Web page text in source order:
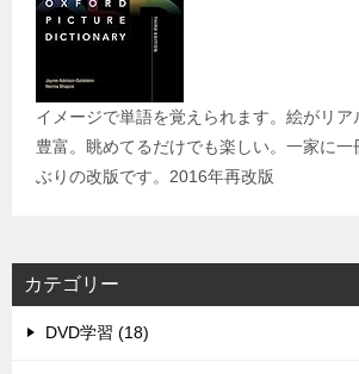
イメージで単語を覚えられます。絵がリア
豊富。眺めてるだけでも楽しい。一家に
ぶりの改版です。2016年再改版
カテゴリー
DVD学習 (18)